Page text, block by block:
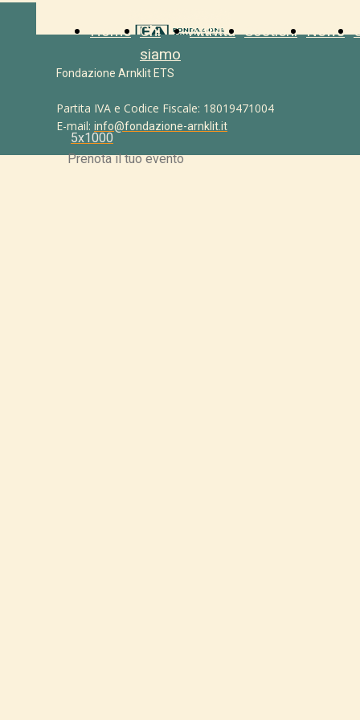
Fondazione Arnklit ETS
Partita IVA e Codice Fiscale: 18019471004
E-mail: info@fondazione-arnklit.it
5x1000
Home Chi
siamo
Attività Sostieni News
Prenota il tuo evento